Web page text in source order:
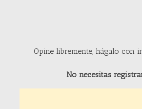
Opine libremente, hágalo con
No necesitas